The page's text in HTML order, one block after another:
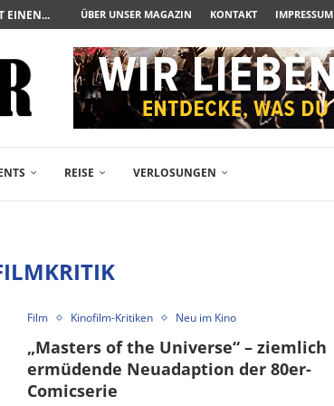
DER BESONDEREN ART
ZUM ALBTRAUM WIRD
FREIKARTEN- UND...
ACTION-BLOCKBUSTER...
POLARSTERN...
JETZT AUF DVD...
ROMCOM AUS 1963...
ÜBER UNSER MAGAZIN KONTAKT IMPRESSUM
REISE VERLOSUNGEN
Film Kinofilm-Kritiken Neu im Kino
„Masters of the Universe“ – ziemlich
ermüdende Neuadaption der 80er-
Comicserie